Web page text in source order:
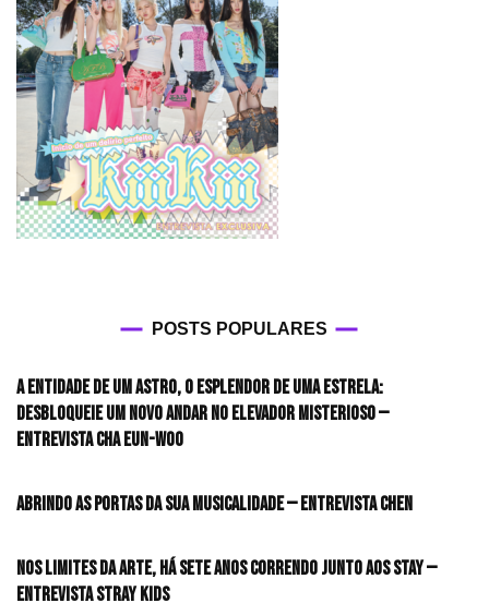
POSTS POPULARES
A entidade de um astro, o esplendor de uma estrela:
desbloqueie um novo andar no elevador misterioso —
Entrevista CHA EUN-WOO
Abrindo as portas da sua musicalidade — Entrevista CHEN
Nos limites da arte, há sete anos correndo junto aos STAY —
Entrevista Stray Kids